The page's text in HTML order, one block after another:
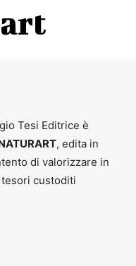
Tesi Editrice è
, edita in
di valorizzare in
tesori custoditi